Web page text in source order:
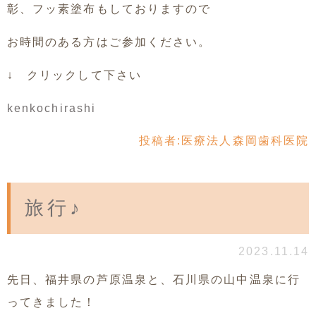
彰、フッ素塗布もしておりますので
お時間のある方はご参加ください。
↓ クリックして下さい
kenkochirashi
投稿者: 医療法人森岡歯科医院
旅行♪
2023.11.14
先日、福井県の芦原温泉と、石川県の山中温泉に行
ってきました！